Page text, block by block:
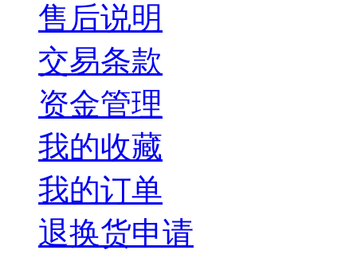
售后说明
交易条款
资金管理
我的收藏
我的订单
退换货申请